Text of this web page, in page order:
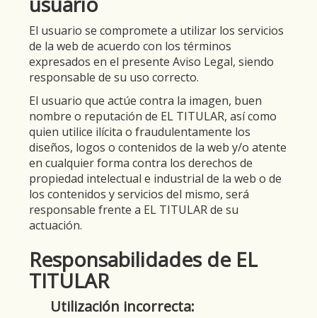
El usuario se compromete a utilizar los servicios
de la web de acuerdo con los términos
expresados en el presente Aviso Legal, siendo
responsable de su uso correcto.
El usuario que actúe contra la imagen, buen
nombre o reputación de EL TITULAR, así como
quien utilice ilícita o fraudulentamente los
diseños, logos o contenidos de la web y/o atente
en cualquier forma contra los derechos de
propiedad intelectual e industrial de la web o de
los contenidos y servicios del mismo, será
responsable frente a EL TITULAR de su
actuación.
Responsabilidades de EL
TITULAR
Utilización incorrecta: